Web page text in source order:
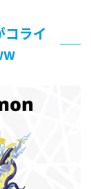
画が拡散され
石に一線を越
る事にした件
ライ